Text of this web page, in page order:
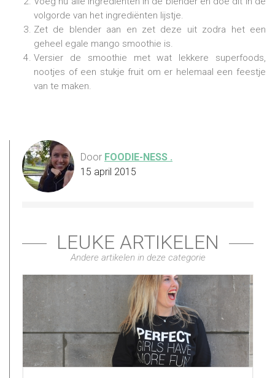
volgorde van het ingrediënten lijstje.
Zet de blender aan en zet deze uit zodra het een
geheel egale mango smoothie is.
Versier de smoothie met wat lekkere superfoods,
nootjes of een stukje fruit om er helemaal een feestje
van te maken.
Door FOODIE-NESS .
15 april 2015
LEUKE ARTIKELEN
Andere artikelen in deze categorie